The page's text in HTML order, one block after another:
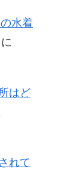
水着
に
はど
れて